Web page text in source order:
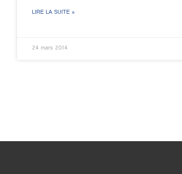
LIRE LA SUITE »
24 mars 2014